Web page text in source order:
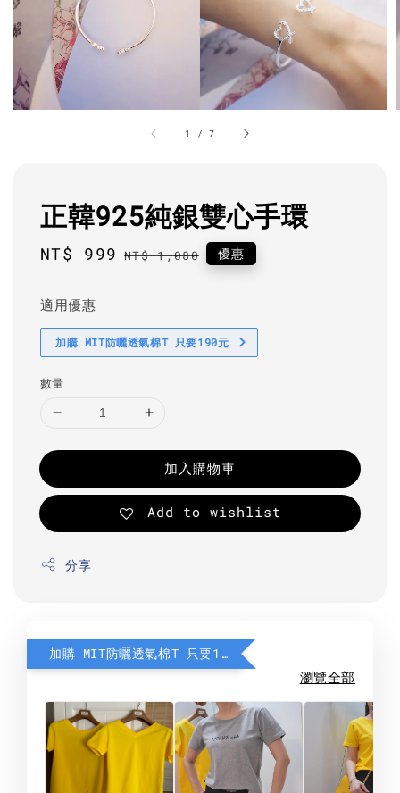
1 /7
正韓925純銀雙心手環
Sale
NT$ 999 Regular
NT$ 1,080 優惠
適用優惠
加購 MIT防曬透氣棉T 只要190元
數量
加入購物車
Add to wishlist
分享
加購 MIT防曬透氣棉T 只要190元
瀏覽全部